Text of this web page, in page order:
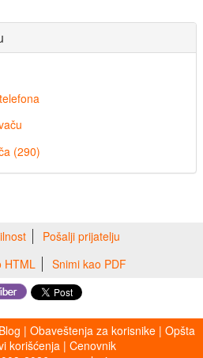
(290)
Pošalji prijatelju
HTML
Snimi kao PDF
Blog | Obaveštenja za korisnike | Opšta
korišćenja | Cenovnik